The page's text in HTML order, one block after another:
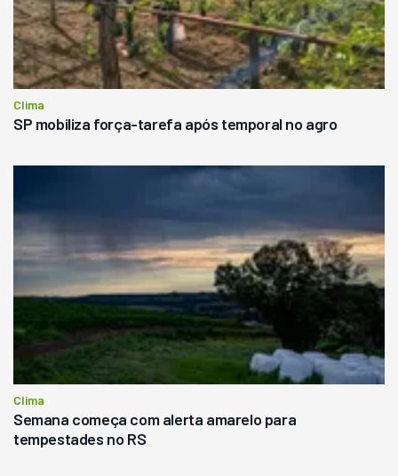
Clima
SP mobiliza força-tarefa após temporal no agro
Clima
Semana começa com alerta amarelo para
tempestades no RS